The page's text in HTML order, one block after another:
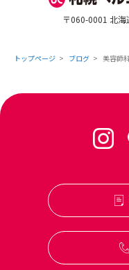
〒060-0001 北
トップページ ブログ 美容師